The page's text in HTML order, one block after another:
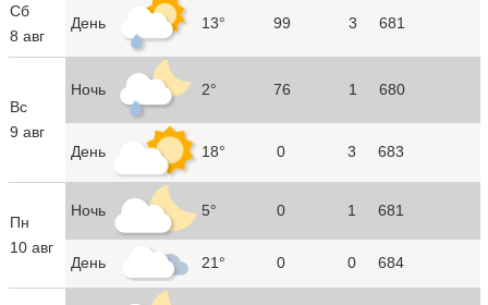
Сб
8 авг
День 13° 99 3 681
Вс
9 авг
Ночь 2° 76 1 680
День 18° 0 3 683
Пн
10 авг
Ночь 5° 0 1 681
День 21° 0 0 684